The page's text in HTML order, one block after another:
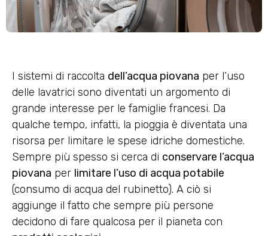
I sistemi di raccolta dell’acqua piovana per l’uso
delle lavatrici sono diventati un argomento di
grande interesse per le famiglie francesi. Da
qualche tempo, infatti, la pioggia è diventata una
risorsa per limitare le spese idriche domestiche.
Sempre più spesso si cerca di conservare l’acqua
piovana per limitare l’uso di acqua potabile
(consumo di acqua del rubinetto). A ciò si
aggiunge il fatto che sempre più persone
decidono di fare qualcosa per il pianeta con